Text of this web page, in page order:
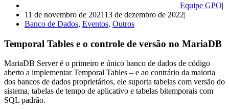
Equipe GPO
11 de novembro de 202113 de dezembro de 2022
Banco de Dados, Eventos, Outros
Temporal Tables e o controle de versão no MariaDB
MariaDB Server é o primeiro e único banco de dados de código
aberto a implementar Temporal Tables – e ao contrário da maioria
dos bancos de dados proprietários, ele suporta tabelas com versão do
sistema, tabelas de tempo de aplicativo e tabelas bitemporais com
SQL padrão.